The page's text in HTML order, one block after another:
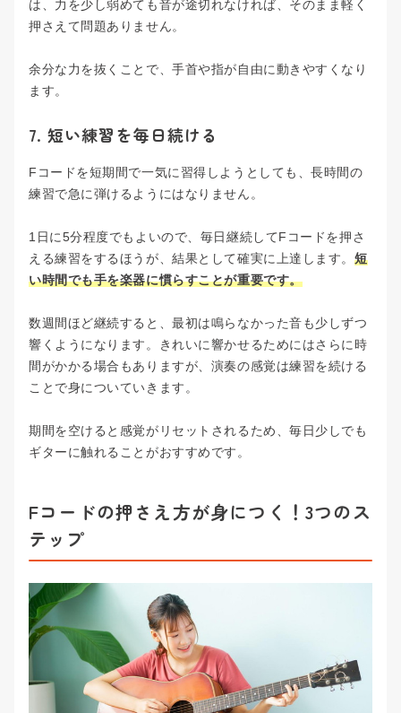
は、力を少し弱めても音が途切れなければ、そのまま軽く
押さえて問題ありません。
余分な力を抜くことで、手首や指が自由に動きやすくなり
ます。
7. 短い練習を毎日続ける
Fコードを短期間で一気に習得しようとしても、長時間の
練習で急に弾けるようにはなりません。
1日に5分程度でもよいので、毎日継続してFコードを押さ
える練習をするほうが、結果として確実に上達します。 短
い時間でも手を楽器に慣らすことが重要です。
数週間ほど継続すると、最初は鳴らなかった音も少しずつ
響くようになります。きれいに響かせるためにはさらに時
間がかかる場合もありますが、演奏の感覚は練習を続ける
ことで身についていきます。
期間を空けると感覚がリセットされるため、毎日少しでも
ギターに触れることがおすすめです。
Fコードの押さえ方が身につく！3つのス
テップ